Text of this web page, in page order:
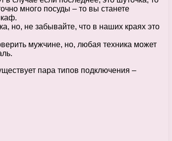
много посуды – то вы станете
но, не забывайте, что в наших краях это
мужчине, но, любая техника может
пара типов подключения –